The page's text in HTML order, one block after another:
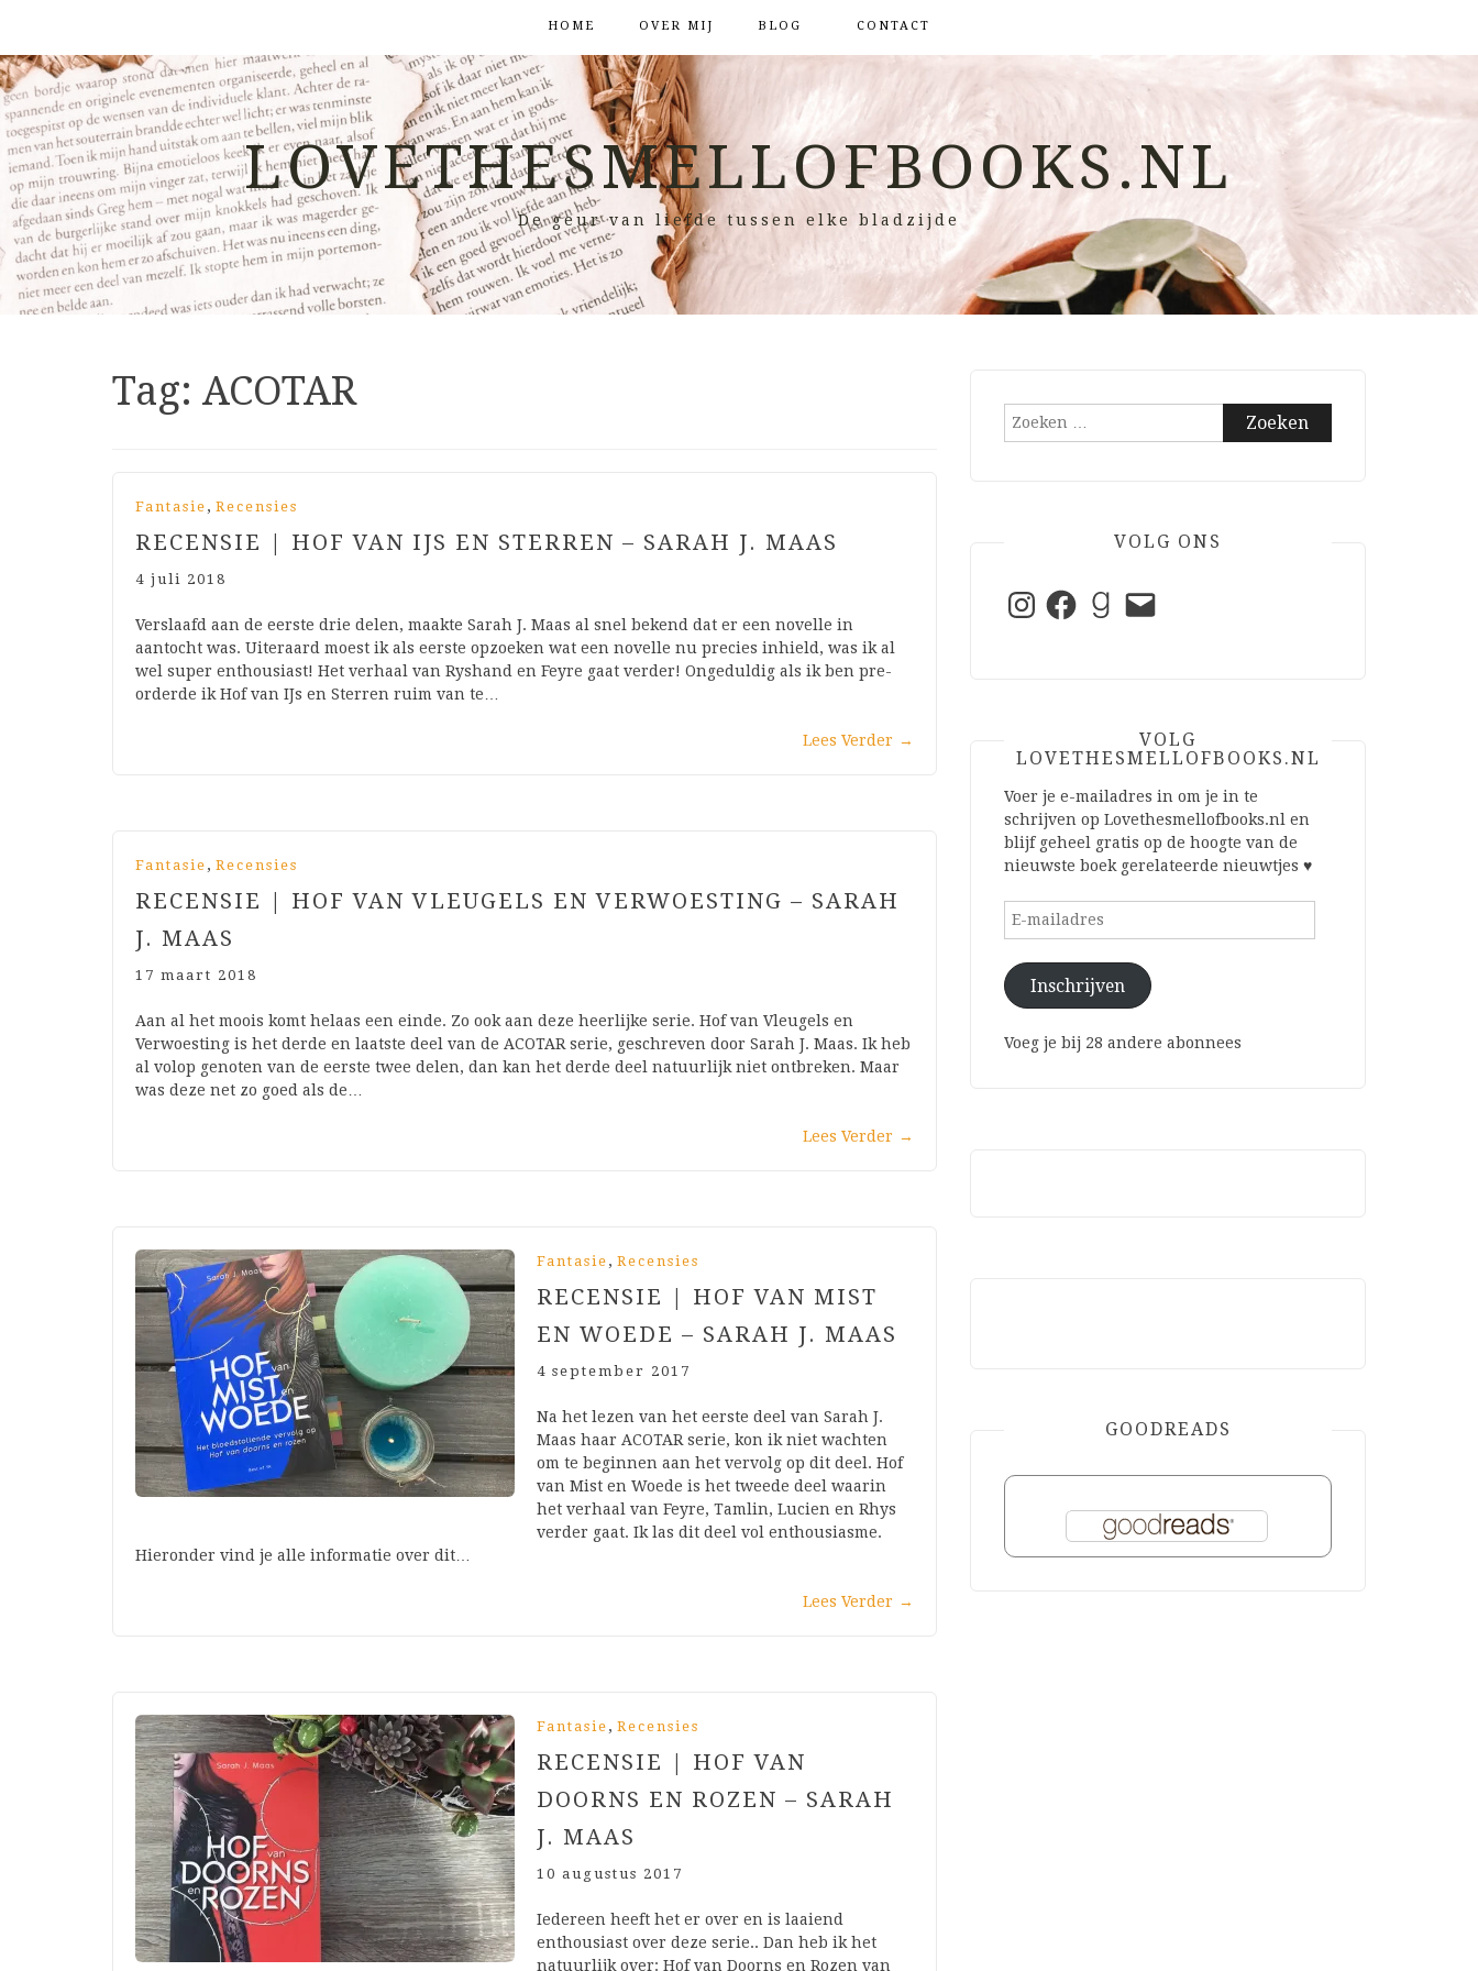
HOME OVER MIJ BLOG CONTACT
LOVETHESMELLOFBOOKS.NL
De geur van liefde tussen elke bladzijde
Tag: ACOTAR
Fantasie , Recensies
RECENSIE | HOF VAN IJS EN STERREN – SARAH J. MAAS
4 juli 2018
Verslaafd aan de eerste drie delen, maakte Sarah J. Maas al snel bekend dat er een novelle in
aantocht was. Uiteraard moest ik als eerste opzoeken wat een novelle nu precies inhield, was ik al
wel super enthousiast! Het verhaal van Ryshand en Feyre gaat verder! Ongeduldig als ik ben pre-
orderde ik Hof van IJs en Sterren ruim van te…
Lees Verder →
Fantasie , Recensies
RECENSIE | HOF VAN VLEUGELS EN VERWOESTING – SARAH
J. MAAS
17 maart 2018
Aan al het moois komt helaas een einde. Zo ook aan deze heerlijke serie. Hof van Vleugels en
Verwoesting is het derde en laatste deel van de ACOTAR serie, geschreven door Sarah J. Maas. Ik heb
al volop genoten van de eerste twee delen, dan kan het derde deel natuurlijk niet ontbreken. Maar
was deze net zo goed als de…
Lees Verder →
Fantasie , Recensies
RECENSIE | HOF VAN MIST
EN WOEDE – SARAH J. MAAS
4 september 2017
Na het lezen van het eerste deel van Sarah J.
Maas haar ACOTAR serie, kon ik niet wachten
om te beginnen aan het vervolg op dit deel. Hof
van Mist en Woede is het tweede deel waarin
het verhaal van Feyre, Tamlin, Lucien en Rhys
verder gaat. Ik las dit deel vol enthousiasme.
Hieronder vind je alle informatie over dit…
Lees Verder →
Fantasie , Recensies
RECENSIE | HOF VAN
DOORNS EN ROZEN – SARAH
J. MAAS
10 augustus 2017
Iedereen heeft het er over en is laaiend
enthousiast over deze serie.. Dan heb ik het
natuurlijk over: Hof van Doorns en Rozen van
Zoeken
VOLG ONS
InstagramFacebookGoodreads
E-
mail
VOLG
LOVETHESMELLOFBOOKS.NL
Voer je e-mailadres in om je in te
schrijven op Lovethesmellofbooks.nl en
blijf geheel gratis op de hoogte van de
nieuwste boek gerelateerde nieuwtjes ♥
E-
Inschrijven
Voeg je bij 28 andere abonnees
GOODREADS